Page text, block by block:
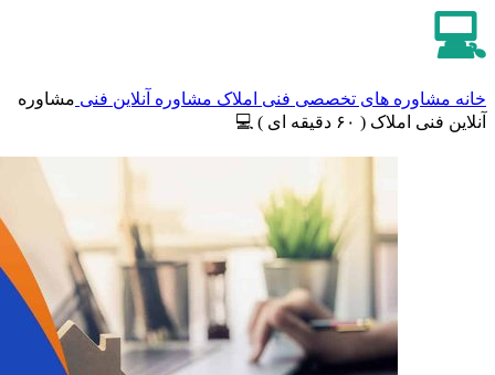
💻
خانه مشاوره های تخصصی فنی املاک مشاوره آنلاین فنی مشاوره
آنلاین فنی املاک ( ۶۰ دقیقه ای ) 💻